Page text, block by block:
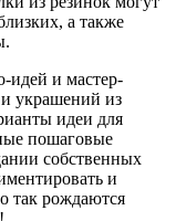
а также
идей и мастер-
украшений из
идеи для
пошаговые
собственных
и
так рождаются